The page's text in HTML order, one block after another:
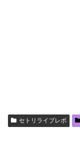
セトリライブレポ